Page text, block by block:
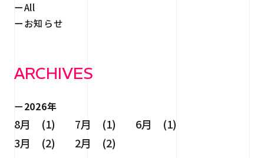
All
お知らせ
ARCHIVES
2026年
8月 (1) 7月 (1)
6月 (1)
3月 (2)
2月 (2)